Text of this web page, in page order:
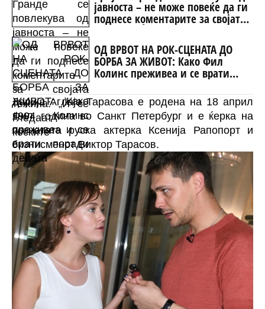
јавноста – не може повеќе да ги
поднесе коментарите за својата
ОД ВРВОТ НА РОК-СЦЕНАТА ДО
БОРБА ЗА ЖИВОТ: Како Фил
Колинс преживеа и се врати
Дарија Аглаја Тарасова е родена на 18 април
1994 година во Санкт Петербург и е ќерка на
познатата руска актерка Ксенија Рапопорт и
бизнисменот Виктор Тарасов.